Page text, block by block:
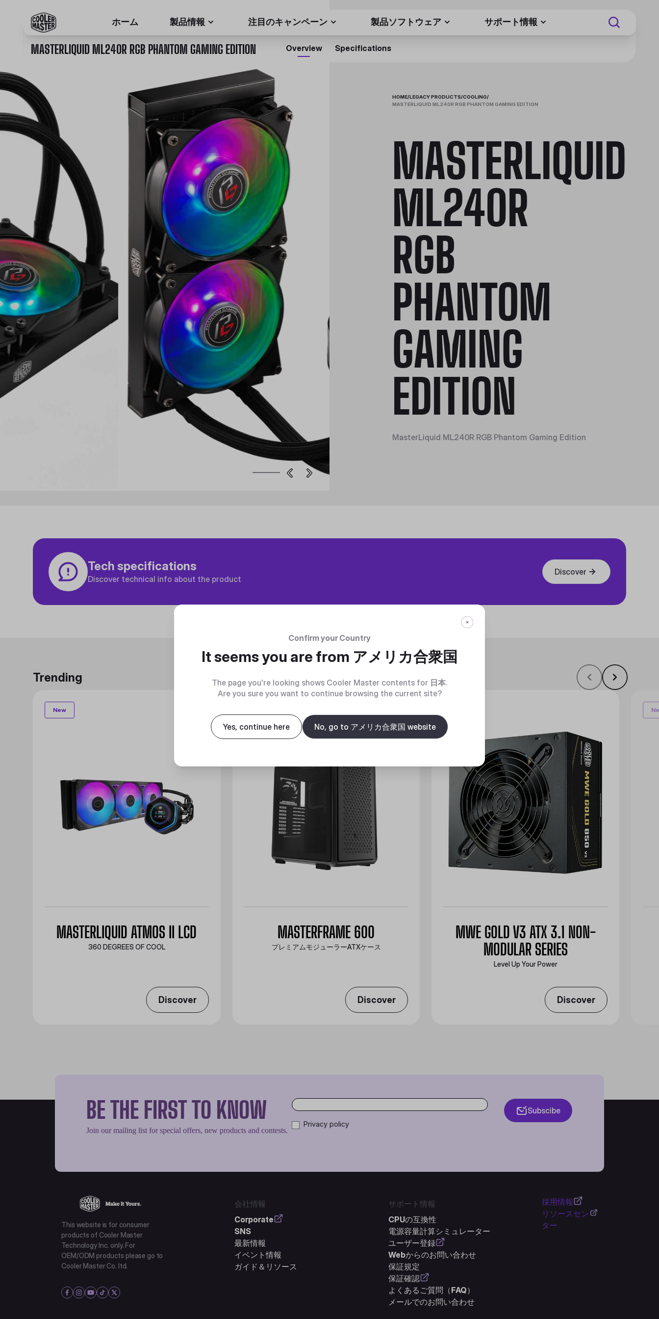
ホーム 製品情報 注目のキャンペーン 製品ソフトウェア サポート情報
MASTERLIQUID ML240R RGB PHANTOM GAMING EDITION Overview Specifications
HOME/LEGACY PRODUCTS/COOLING/
MASTERLIQUID ML240R RGB PHANTOM GAMING EDITION
MASTERLIQUID
ML240R
RGB
PHANTOM
GAMING
EDITION
MasterLiquid ML240R RGB Phantom Gaming Edition
Tech specifications
Discover technical info about the product
Discover
Trending
New
MASTERLIQUID ATMOS II LCD
360 DEGREES OF COOL​
Discover
MASTERFRAME 600
プレミアムモジューラーATXケース
Discover
MWE GOLD V3 ATX 3.1 NON-
MODULAR SERIES
Level Up Your Power
Discover
BE THE FIRST TO KNOW
Join our mailing list for special offers, new products and contests.
Privacy policy
Subscibe
This website is for consumer
products of Cooler Master
Technology Inc. only. For
OEM/ODM products please go to
Cooler Master Co. ltd.
会社情報
Corporate
SNS
最新情報
イベント情報
ガイド＆リソース
サポート情報
CPUの互換性
電源容量計算シミュレーター
ユーザー登録
Webからのお問い合わせ
保証規定
保証確認
よくあるご質問（FAQ）
メールでのお問い合わせ
採用情報
リソースセン
ター
Confirm your Country
It seems you are from アメリカ合衆国
The page you're looking shows Cooler Master contents for 日本.
Are you sure you want to continue browsing the current site?
Yes, continue here No, go to アメリカ合衆国 website